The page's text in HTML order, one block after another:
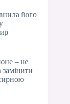
його
– не